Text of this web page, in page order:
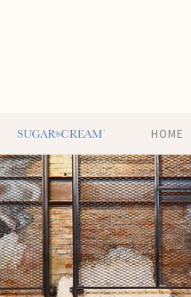
HOME